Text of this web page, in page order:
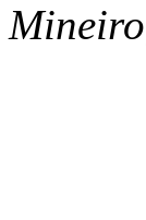
Mineiro